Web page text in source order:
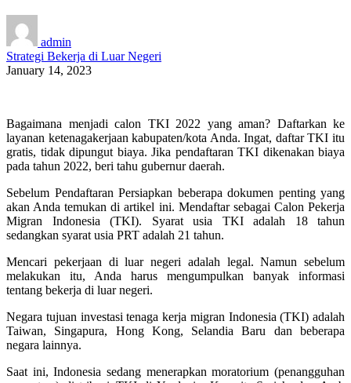
admin
Strategi Bekerja di Luar Negeri
January 14, 2023
Bagaimana menjadi calon TKI 2022 yang aman? Daftarkan ke
layanan ketenagakerjaan kabupaten/kota Anda. Ingat, daftar TKI itu
gratis, tidak dipungut biaya. Jika pendaftaran TKI dikenakan biaya
pada tahun 2022, beri tahu gubernur daerah.
Sebelum Pendaftaran Persiapkan beberapa dokumen penting yang
akan Anda temukan di artikel ini. Mendaftar sebagai Calon Pekerja
Migran Indonesia (TKI). Syarat usia TKI adalah 18 tahun
sedangkan syarat usia PRT adalah 21 tahun.
Mencari pekerjaan di luar negeri adalah legal. Namun sebelum
melakukan itu, Anda harus mengumpulkan banyak informasi
tentang bekerja di luar negeri.
Negara tujuan investasi tenaga kerja migran Indonesia (TKI) adalah
Taiwan, Singapura, Hong Kong, Selandia Baru dan beberapa
negara lainnya.
Saat ini, Indonesia sedang menerapkan moratorium (penangguhan